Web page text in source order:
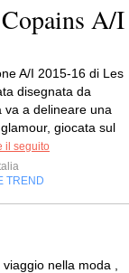
A/I
A/I 2015-16 di Les
disegnata da
va a delineare una
giocata sul
il seguito
TREND
nella moda ,